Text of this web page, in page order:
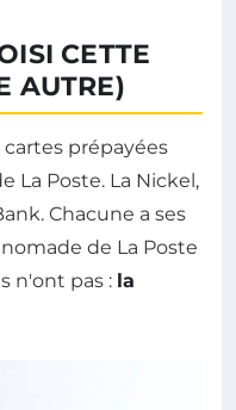
CETTE
AUTRE)
prépayées
La Poste. La Nickel,
Chacune a ses
de La Poste
n'ont pas : la